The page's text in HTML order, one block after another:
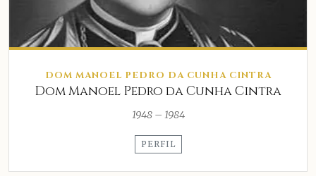
DOM MANOEL PEDRO DA CUNHA CINTRA
Dom Manoel Pedro da Cunha Cintra
1948 – 1984
PERFIL